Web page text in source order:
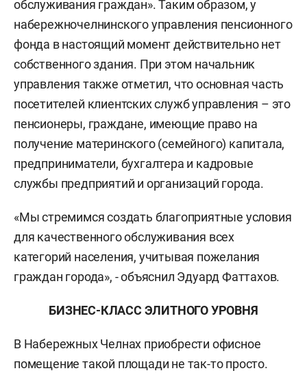
обслуживания граждан». Таким образом, у
набережночелнинского управления пенсионного
фонда в настоящий момент действительно нет
собственного здания. При этом начальник
управления также отметил, что основная часть
посетителей клиентских служб управления – это
пенсионеры, граждане, имеющие право на
получение материнского (семейного) капитала,
предприниматели, бухгалтера и кадровые
службы предприятий и организаций города.
«Мы стремимся создать благоприятные условия
для качественного обслуживания всех
категорий населения, учитывая пожелания
граждан города», - объяснил Эдуард Фаттахов.
БИЗНЕС-КЛАСС ЭЛИТНОГО УРОВНЯ
В Набережных Челнах приобрести офисное
помещение такой площади не так-то просто.